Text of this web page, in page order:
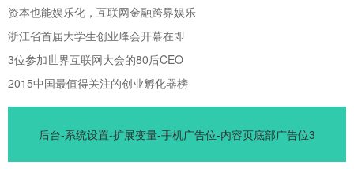
资本也能娱乐化，互联网金融跨界娱乐
浙江省首届大学生创业峰会开幕在即
3位参加世界互联网大会的80后CEO
2015中国最值得关注的创业孵化器榜
后台-系统设置-扩展变量-手机广告位-内容页底部广告位3